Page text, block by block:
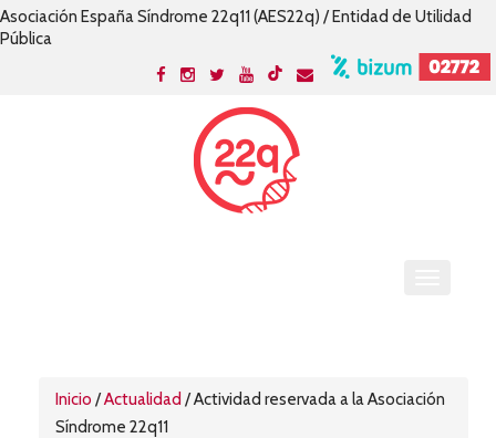
Asociación España Síndrome 22q11 (AES22q) / Entidad de Utilidad
Pública
Inicio /Actualidad /Actividad reservada a la Asociación
Síndrome 22q11